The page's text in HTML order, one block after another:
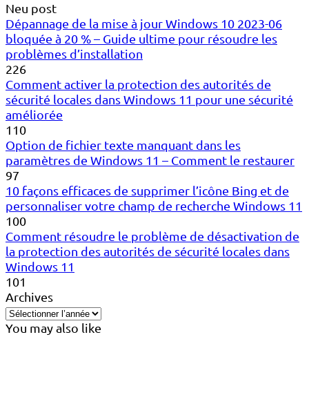
Neu post
Dépannage de la mise à jour Windows 10 2023-06
bloquée à 20 % – Guide ultime pour résoudre les
problèmes d’installation
226
Comment activer la protection des autorités de
sécurité locales dans Windows 11 pour une sécurité
améliorée
110
Option de fichier texte manquant dans les
paramètres de Windows 11 – Comment le restaurer
97
10 façons efficaces de supprimer l’icône Bing et de
personnaliser votre champ de recherche Windows 11
100
Comment résoudre le problème de désactivation de
la protection des autorités de sécurité locales dans
Windows 11
101
Archives
You may also like